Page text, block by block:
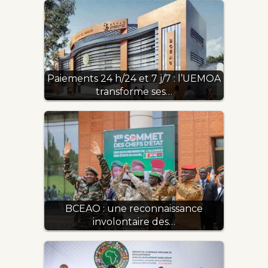
Paiements 24 h/24 et 7 j/7 : l’UEMOA
transforme ses…
BCEAO : une reconnaissance
involontaire des…